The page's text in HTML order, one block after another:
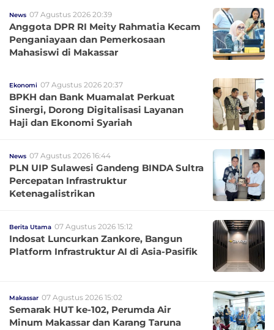
News 07 Agustus 2026 20:39
Anggota DPR RI Meity Rahmatia Kecam
Penganiayaan dan Pemerkosaan
Mahasiswi di Makassar
Ekonomi 07 Agustus 2026 20:37
BPKH dan Bank Muamalat Perkuat
Sinergi, Dorong Digitalisasi Layanan
Haji dan Ekonomi Syariah
News 07 Agustus 2026 16:44
PLN UIP Sulawesi Gandeng BINDA Sultra
Percepatan Infrastruktur
Ketenagalistrikan
Berita Utama 07 Agustus 2026 15:12
Indosat Luncurkan Zankore, Bangun
Platform Infrastruktur AI di Asia-Pasifik
Makassar 07 Agustus 2026 15:02
Semarak HUT ke-102, Perumda Air
Minum Makassar dan Karang Taruna